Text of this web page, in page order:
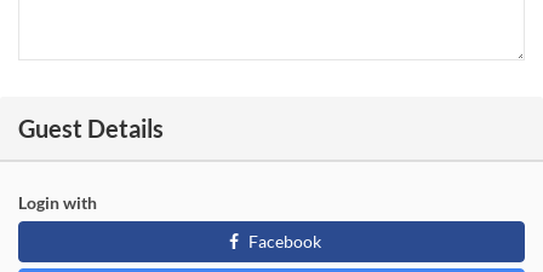
Guest Details
Login with
Facebook